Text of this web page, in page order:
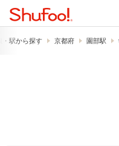
・駅から探す 京都府 園部駅